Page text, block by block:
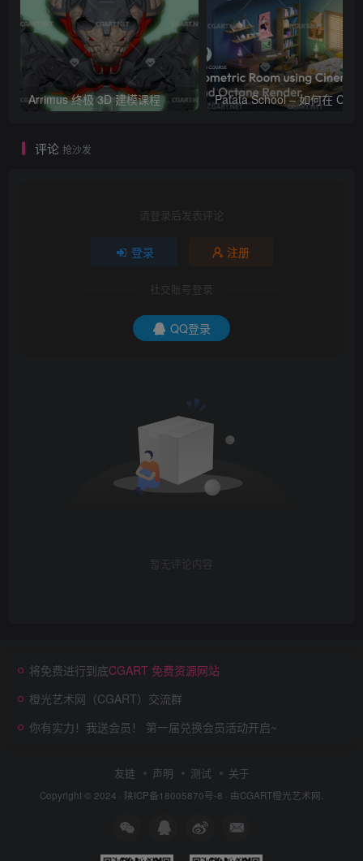
Arrimus 终极 3D 建模课程
评论 抢沙发
请登录后发表评论
登录 注册
社交账号登录
QQ登录
暂无评论内容
将免费进行到底CGART 免费资源网站
橙光艺术网（CGART）交流群
你有实力！我送会员！ 第一届兑换会员活动开启~
友链 声明 测试 关于
Copyright © 2024 · 陕ICP备18005870号-8 · 由CGART橙光艺术网.